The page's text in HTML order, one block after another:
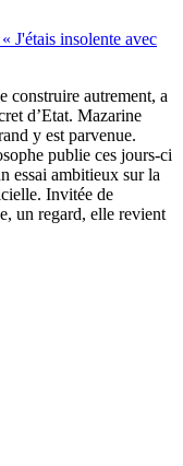
J'étais insolente avec
construire autrement, a
d’Etat. Mazarine
y est parvenue.
publie ces jours-ci
essai ambitieux sur la
Invitée de
un regard, elle revient